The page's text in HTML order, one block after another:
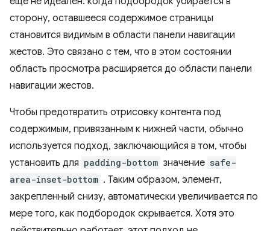
сторону, оставшееся содержимое страницы
становится видимым в области панели навигации
жестов. Это связано с тем, что в этом состоянии
область просмотра расширяется до области панели
навигации жестов.
Чтобы предотвратить отрисовку контента под
содержимым, привязанным к нижней части, обычно
используется подход, заключающийся в том, чтобы
установить для padding-bottom значение safe-
area-inset-bottom . Таким образом, элемент,
закрепленный снизу, автоматически увеличивается по
мере того, как подбородок скрывается. Хотя это